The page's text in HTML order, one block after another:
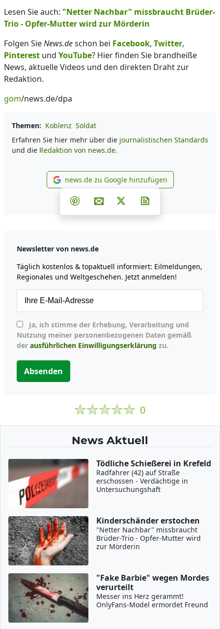
Lesen Sie auch: "Netter Nachbar" missbraucht Brüder-
Trio - Opfer-Mutter wird zur Mörderin
Folgen SieNews.deschon bei Facebook, Twitter,
Pinterest und YouTube? Hier finden Sie brandheiße
News, aktuelle Videos und den direkten Draht zur
Redaktion.
gom/news.de/dpa
Themen: Koblenz Soldat
Erfahren Sie hier mehr über die journalistischen Standards
und die Redaktion von news.de.
news.de zu Google
news.de zu Google hinzufügen
Teilen auf Facebook
Teilen auf Whatsapp
Teilen auf Telegram
Teilen auf Pinterest
Per E-Mail teilen
Post auf X
Newsletter von news.de
Täglich kostenlos & topaktuell informiert: Eilmeldungen,
Regionales und Weltgeschehen. Jetzt anmelden!
Nutzung meiner personenbezogenen Daten gemäß
der ausführlichen Einwilligungserklärung zu.
Absenden
0
News Aktuell
Tödliche Schießerei in Krefeld
Radfahrer (42) auf Straße
erschossen - Verdächtige in
Untersuchungshaft
Kinderschänder erstochen
"Netter Nachbar" missbraucht
Brüder-Trio - Opfer-Mutter wird
zur Mörderin
"Fake Barbie" wegen Mordes
verurteilt
Messer ins Herz gerammt!
OnlyFans-Model ermordet Freund